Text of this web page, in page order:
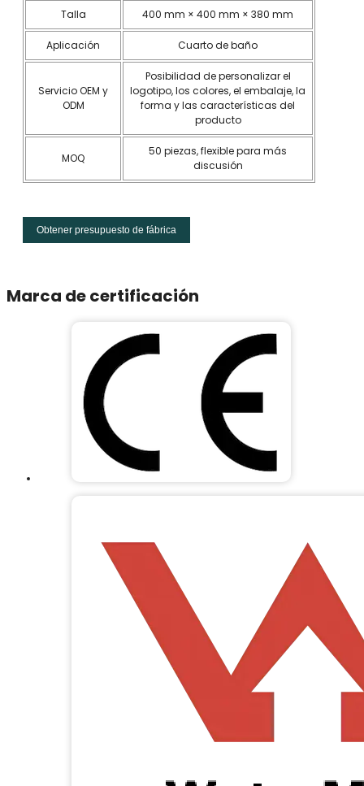
Talla 400 mm × 400 mm × 380 mm
Aplicación Cuarto de baño
Servicio OEM y
ODM
Posibilidad de personalizar el
logotipo, los colores, el embalaje, la
forma y las características del
producto
MOQ
50 piezas, flexible para más
discusión
Obtener presupuesto de fábrica
Marca de certificación